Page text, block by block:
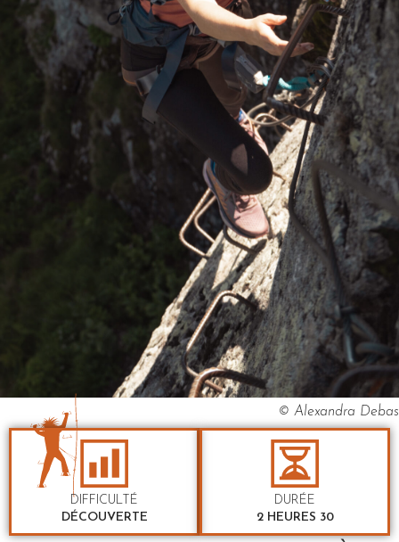
© Alexandra Debas
DIFFICULTÉ
DÉCOUVERTE
DURÉE
2 HEURES 30